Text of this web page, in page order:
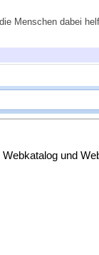
Menschen dabei
Webkatalog und